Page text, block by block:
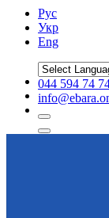
Рус
Укр
Eng
044 594 74